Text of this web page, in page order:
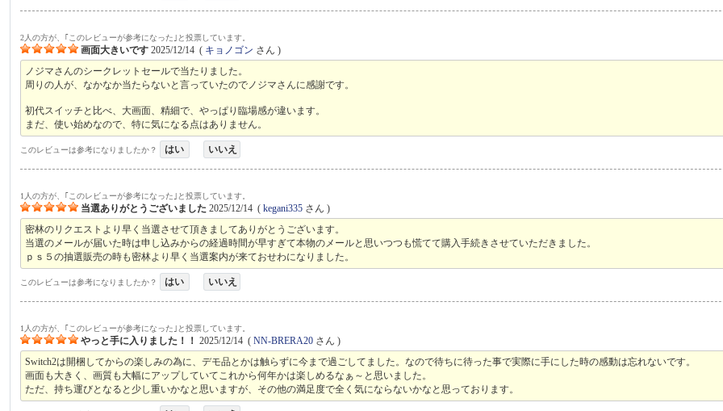
2人の方が、｢このレビューが参考になった｣と投票しています。
画面大きいです 2025/12/14 ( キョノゴン さん )
ノジマさんのシークレットセールで当たりました。
周りの人が、なかなか当たらないと言っていたのでノジマさんに感謝です。
初代スイッチと比べ、大画面、精細で、やっぱり臨場感が違います。
まだ、使い始めなので、特に気になる点はありません。
このレビューは参考になりましたか？ はい いいえ
1人の方が、｢このレビューが参考になった｣と投票しています。
当選ありがとうございました 2025/12/14 (kegani335 さん )
密林のリクエストより早く当選させて頂きましてありがとうございます。
当選のメールが届いた時は申し込みからの経過時間が早すぎて本物のメールと思いつつも慌てて購入手続きさせていただきました。
ｐｓ５の抽選販売の時も密林より早く当選案内が来ておせわになりました。
このレビューは参考になりましたか？ はい いいえ
1人の方が、｢このレビューが参考になった｣と投票しています。
やっと手に入りました！！ 2025/12/14 (NN-BRERA20 さん )
Switch2は開梱してからの楽しみの為に、デモ品とかは触らずに今まで過ごしてました。なので待ちに待った事で実際に手にした時の感動は忘れないです。
画面も大きく、画質も大幅にアップしていてこれから何年かは楽しめるなぁ～と思いました。
ただ、持ち運びとなると少し重いかなと思いますが、その他の満足度で全く気にならないかなと思っております。